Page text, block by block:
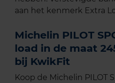
aan het kenmerk Extra
Michelin PILOT
load in de maat
bij KwikFit
Koop de Michelin PILOT